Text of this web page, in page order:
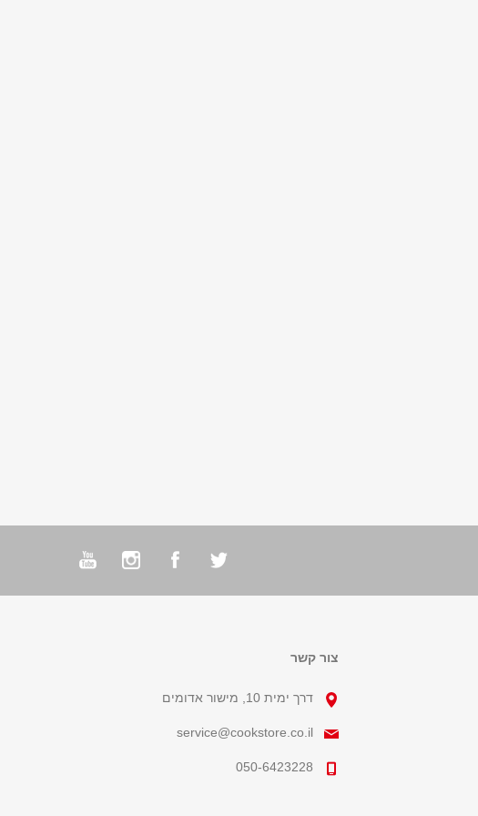
צור קשר
דרך ימית 10, מישור אדומים
service@cookstore.co.il
050-6423228